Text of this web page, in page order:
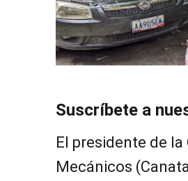
Suscríbete a
El presidente de
Mecánicos